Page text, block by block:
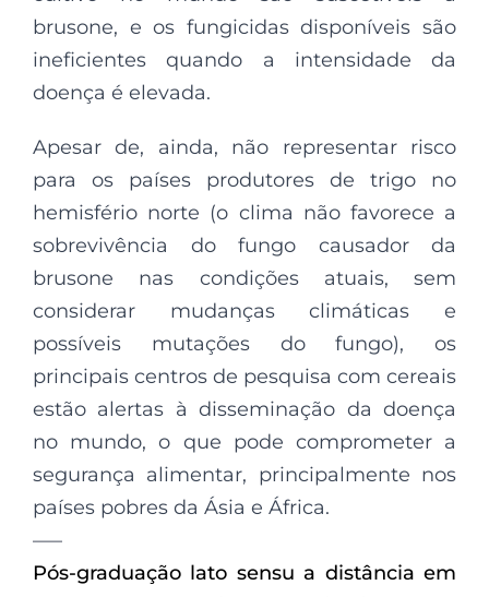
brusone, e os fungicidas disponíveis são
ineficientes quando a intensidade da
doença é elevada.
Apesar de, ainda, não representar risco
para os países produtores de trigo no
hemisfério norte (o clima não favorece a
sobrevivência do fungo causador da
brusone nas condições atuais, sem
considerar mudanças climáticas e
possíveis mutações do fungo), os
principais centros de pesquisa com cereais
estão alertas à disseminação da doença
no mundo, o que pode comprometer a
segurança alimentar, principalmente nos
países pobres da Ásia e África.
—–
Pós-graduação lato sensu a distância em